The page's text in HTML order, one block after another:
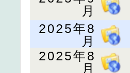
月
2025年8
月
2025年8
月